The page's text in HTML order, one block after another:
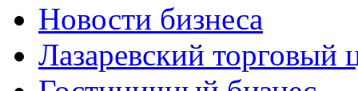
Новости бизнеса
Лазаревский торговый